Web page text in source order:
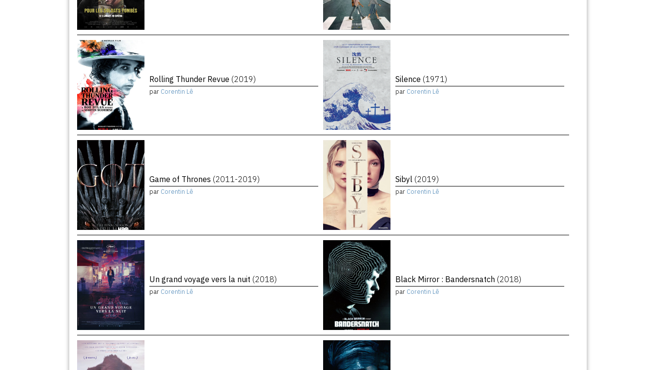
Rolling Thunder Revue (2019)
par Corentin Lê
Silence (1971)
par Corentin Lê
Game of Thrones (2011-2019)
par Corentin Lê
Sibyl (2019)
par Corentin Lê
Un grand voyage vers la nuit (2018)
par Corentin Lê
Black Mirror : Bandersnatch (2018)
par Corentin Lê